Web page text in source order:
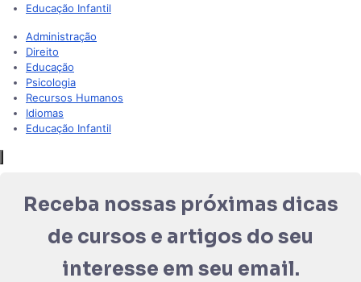
Educação Infantil
Administração
Direito
Educação
Psicologia
Recursos Humanos
Idiomas
Educação Infantil
Receba nossas próximas dicas
de cursos e artigos do seu
interesse em seu email.